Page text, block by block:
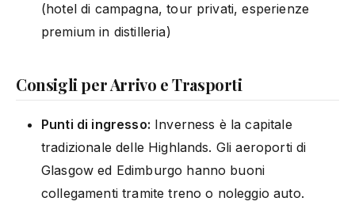
(hotel di campagna, tour privati, esperienze
premium in distilleria)
Consigli per Arrivo e Trasporti
Punti di ingresso: Inverness è la capitale
tradizionale delle Highlands. Gli aeroporti di
Glasgow ed Edimburgo hanno buoni
collegamenti tramite treno o noleggio auto.